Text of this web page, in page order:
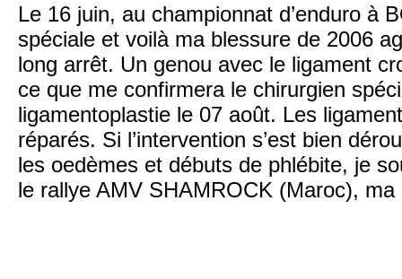
Le 16 juin, au championnat d’enduro à
spéciale et voilà ma blessure de 2006
long arrêt. Un genou avec le ligament
ce que me confirmera le chirurgien
ligamentoplastie le 07 août. Les
réparés. Si l’intervention s’est bien
les oedèmes et débuts de phlébite, je
le rallye AMV SHAMROCK (Maroc),